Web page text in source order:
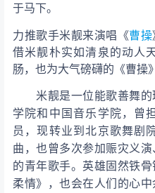
于马下。
力推歌手米靓来演唱《曹操
借米靓朴实如清泉的动人
肠，也为大气磅礴的《曹操
米靓是一位能歌善舞的
学院和中国音乐学院，曾
员，现转业到北京歌舞剧
曲，也曾多次参加赈灾义
的青年歌手。英雄固然铁
柔情》，也会在人们的心